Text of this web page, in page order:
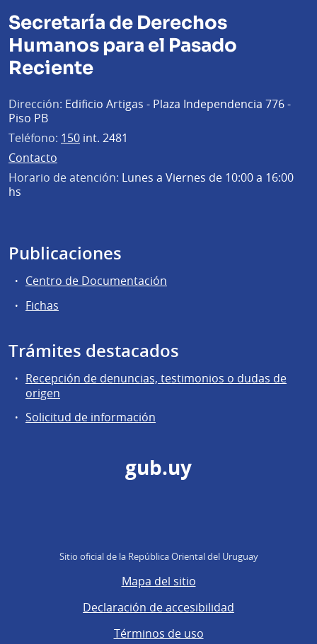
Secretaría de Derechos
Humanos para el Pasado
Reciente
Dirección: Edificio Artigas - Plaza Independencia 776 -
Piso PB
Teléfono: 150 int. 2481
Contacto
Horario de atención: Lunes a Viernes de 10:00 a 16:00
hs
Publicaciones
Centro de Documentación
Fichas
Trámites destacados
Recepción de denuncias, testimonios o dudas de
origen
Solicitud de información
gub.uy
Sitio oficial de la República Oriental del Uruguay
Mapa del sitio
Declaración de accesibilidad
Términos de uso